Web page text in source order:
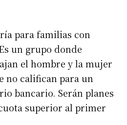
para familias con
un grupo donde
el hombre y la mujer
no califican para un
bancario. Serán planes
superior al primer